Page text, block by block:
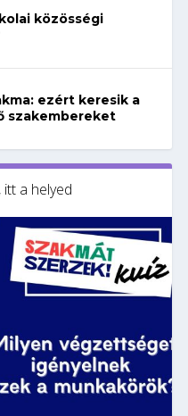
közösségi
ezért keresik a
szakembereket
a helyed